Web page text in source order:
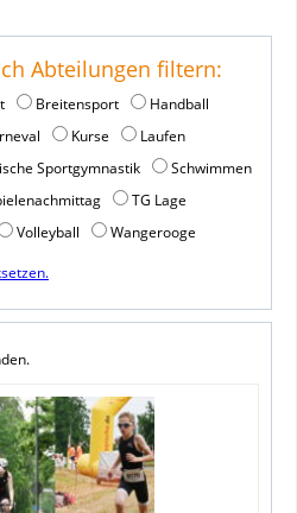
Abteilungen filtern:
Breitensport
Handball
Kurse
Laufen
Sportgymnastik
Schwimmen
TG Lage
Volleyball
Wangerooge